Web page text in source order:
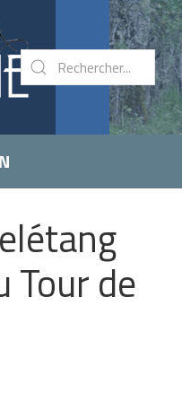
Tour de